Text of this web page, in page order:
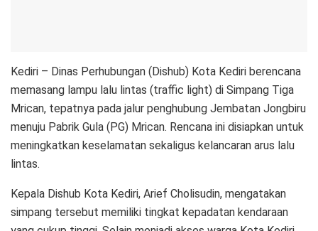
Kediri – Dinas Perhubungan (Dishub) Kota Kediri berencana
memasang lampu lalu lintas (traffic light) di Simpang Tiga
Mrican, tepatnya pada jalur penghubung Jembatan Jongbiru
menuju Pabrik Gula (PG) Mrican. Rencana ini disiapkan untuk
meningkatkan keselamatan sekaligus kelancaran arus lalu
lintas.
Kepala Dishub Kota Kediri, Arief Cholisudin, mengatakan
simpang tersebut memiliki tingkat kepadatan kendaraan